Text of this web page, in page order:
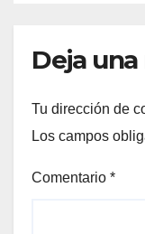
Deja
Tu dirección de
Los campos
Comentario *